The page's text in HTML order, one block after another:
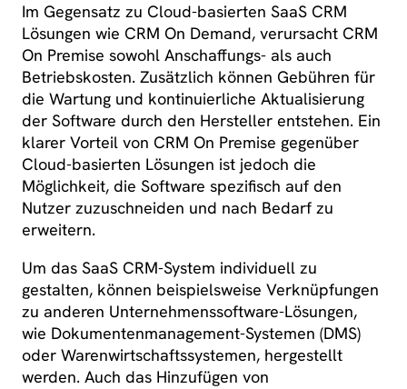
Im Gegensatz zu Cloud-basierten SaaS CRM
Lösungen wie CRM On Demand, verursacht CRM
On Premise sowohl Anschaffungs- als auch
Betriebskosten. Zusätzlich können Gebühren für
die Wartung und kontinuierliche Aktualisierung
der Software durch den Hersteller entstehen. Ein
klarer Vorteil von CRM On Premise gegenüber
Cloud-basierten Lösungen ist jedoch die
Möglichkeit, die Software spezifisch auf den
Nutzer zuzuschneiden und nach Bedarf zu
erweitern.
Um das SaaS CRM-System individuell zu
gestalten, können beispielsweise Verknüpfungen
zu anderen Unternehmenssoftware-Lösungen,
wie Dokumentenmanagement-Systemen (DMS)
oder Warenwirtschaftssystemen, hergestellt
werden. Auch das Hinzufügen von